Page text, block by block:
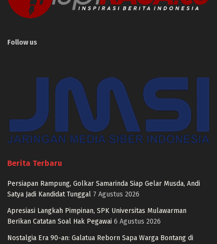
Follow us
Berita Terbaru
Persiapan Rampung, Golkar Samarinda Siap Gelar Musda, Andi
Satya Jadi Kandidat Tunggal 7 Agustus 2026
Apresiasi Langkah Pimpinan, SPK Universitas Mulawarman
Berikan Catatan Soal Hak Pegawai 6 Agustus 2026
Nostalgia Era 90-an: Galatua Reborn Sapa Warga Bontang di